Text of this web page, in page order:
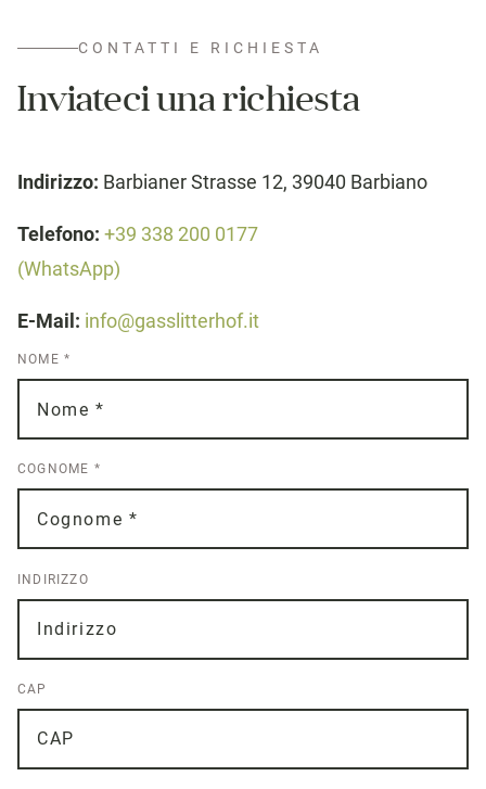
CONTATTI E RICHIESTA
Inviateci una richiesta
Indirizzo: Barbianer Strasse 12, 39040 Barbiano
Telefono: +39 338 200 0177
(WhatsApp)
E-Mail: info@gasslitterhof.it
NOME *
COGNOME *
INDIRIZZO
CAP